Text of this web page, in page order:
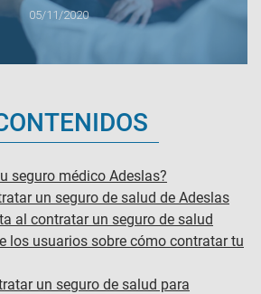
05/11/2020
seguro médico Adeslas?
un seguro de salud de Adeslas
al contratar un seguro de salud
los usuarios sobre cómo contratar tu
un seguro de salud para